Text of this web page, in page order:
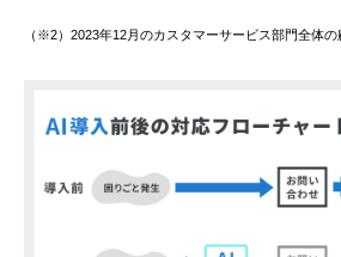
（※2）2023年12月のカスタマーサービス部門全体の